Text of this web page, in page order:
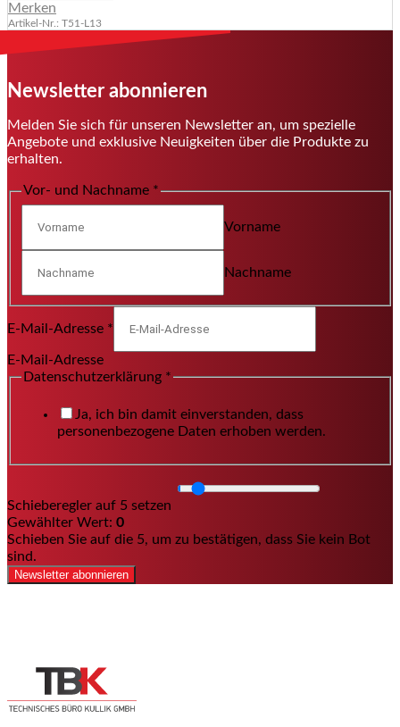
Merken
Artikel-Nr.: T51-L13
Newsletter abonnieren
Melden Sie sich für unseren Newsletter an, um spezielle
Angebote und exklusive Neuigkeiten über die Produkte zu
erhalten.
Vor- und Nachname *
Vorname
Nachname
E-Mail-Adresse *
E-Mail-Adresse
Datenschutzerklärung *
Ja, ich bin damit einverstanden, dass
personenbezogene Daten erhoben werden.
Schieberegler auf 5 setzen
Gewählter Wert: 0
Schieben Sie auf die 5, um zu bestätigen, dass Sie kein Bot
sind.
Newsletter abonnieren